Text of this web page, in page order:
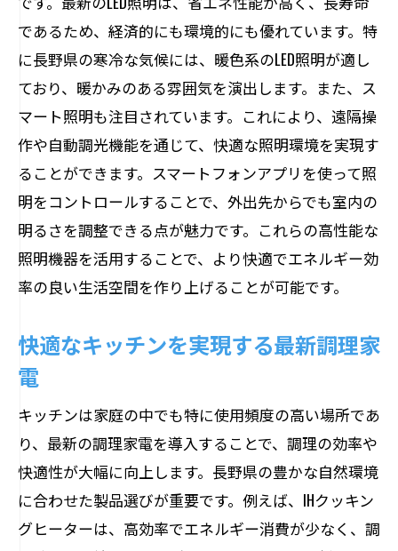
であるため、経済的にも環境的にも優れています。特
に長野県の寒冷な気候には、暖色系のLED照明が適し
ており、暖かみのある雰囲気を演出します。また、ス
マート照明も注目されています。これにより、遠隔操
作や自動調光機能を通じて、快適な照明環境を実現す
ることができます。スマートフォンアプリを使って照
明をコントロールすることで、外出先からでも室内の
明るさを調整できる点が魅力です。これらの高性能な
照明機器を活用することで、より快適でエネルギー効
率の良い生活空間を作り上げることが可能です。
快適なキッチンを実現する最新調理家
電
キッチンは家庭の中でも特に使用頻度の高い場所であ
り、最新の調理家電を導入することで、調理の効率や
快適性が大幅に向上します。長野県の豊かな自然環境
に合わせた製品選びが重要です。例えば、IHクッキン
グヒーターは、高効率でエネルギー消費が少なく、調